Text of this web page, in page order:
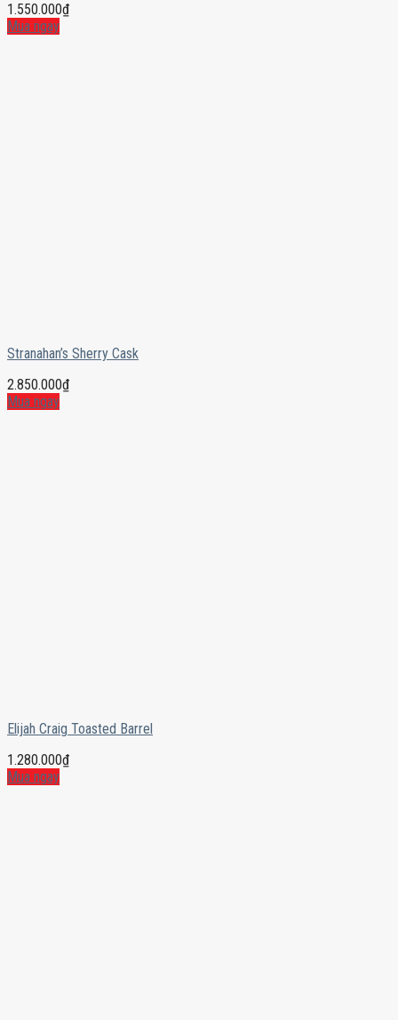
1.550.000₫
Mua ngay
Stranahan’s Sherry Cask
2.850.000₫
Mua ngay
Elijah Craig Toasted Barrel
1.280.000₫
Mua ngay